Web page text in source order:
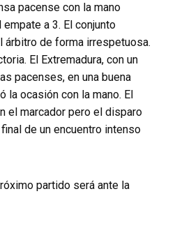
pacense con la mano
a 3. El conjunto
árbitro de forma irrespetuosa.
El Extremadura, con un
pacenses, en una buena
la ocasión con la mano. El
el marcador pero el disparo
de un encuentro intenso
partido será ante la